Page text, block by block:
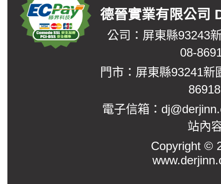
德晉實業有限公
公司：屏東縣93243
08-
門市：屏東縣93241
電子信箱：
站內
Copyright ©